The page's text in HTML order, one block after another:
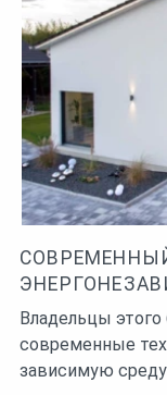
Владельцы
современные
зависимую